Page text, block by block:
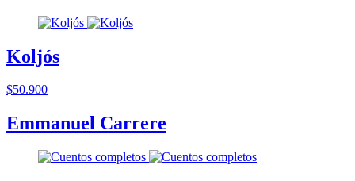
Koljós
$50.900
Emmanuel Carrere